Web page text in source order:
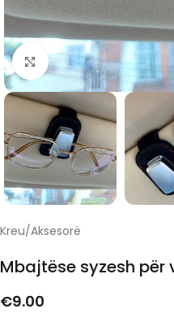
Click to enlarge
Kreu/Aksesorë
Mbajtëse syzesh për
€9.00